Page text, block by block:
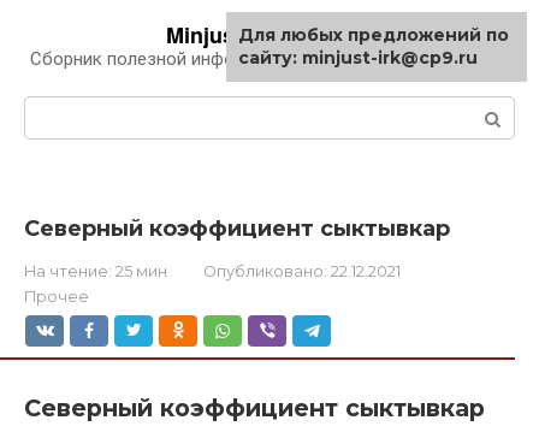
контенту
Minjust-irk.ru
Сборник полезной информации про автомобили
Северный коэффициент сыктывкар
На чтение: 25 мин Опубликовано: 22.12.2021
Прочее
Северный коэффициент сыктывкар
Для любых предложений по
сайту: minjust-irk@cp9.ru